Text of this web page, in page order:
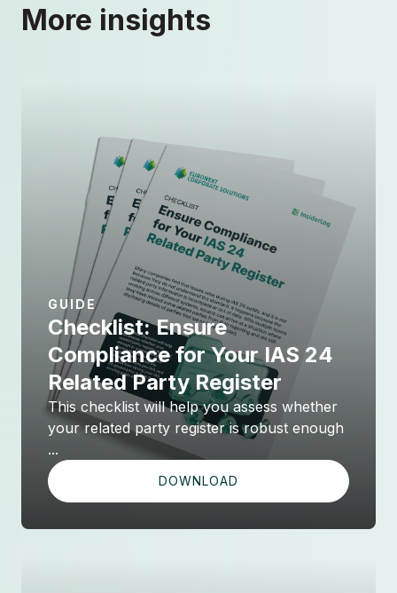
More insights
GUIDE
Checklist: Ensure
Compliance for Your IAS 24
Related Party Register
This checklist will help you assess whether
your related party register is robust enough
...
DOWNLOAD